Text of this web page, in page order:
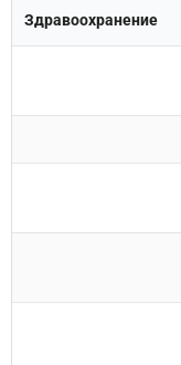
Здравоохранение